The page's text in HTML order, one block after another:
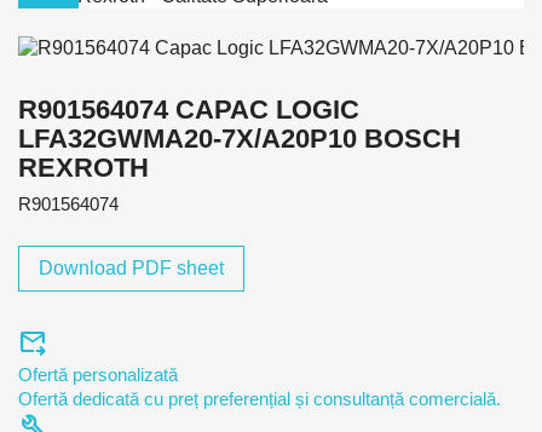
R901564074 CAPAC LOGIC
LFA32GWMA20-7X/A20P10 BOSCH
REXROTH
R901564074
Download PDF sheet
forward_to_inbox
Ofertă personalizată
Ofertă dedicată cu preț preferențial și consultanță comercială.